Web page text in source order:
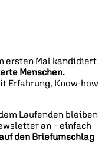
ersten Mal kandidiert
Menschen.
Erfahrung, Know-how
Laufenden bleiben
an – einfach
den Briefumschlag